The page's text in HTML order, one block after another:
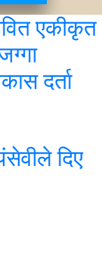
एकीकृत
दर्ता
दिए